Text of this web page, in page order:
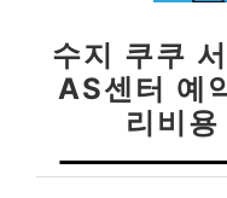
수지 쿠쿠
AS센터 예
리비